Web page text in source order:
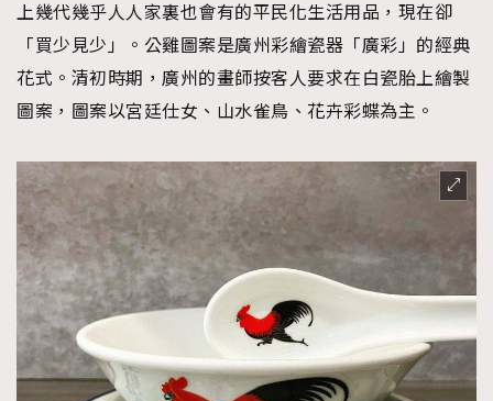
上幾代幾乎人人家裏也會有的平民化生活用品，現在卻
「買少見少」。公雞圖案是廣州彩繪瓷器「廣彩」的經典
花式。清初時期，廣州的畫師按客人要求在白瓷胎上繪製
圖案，圖案以宮廷仕女、山水雀鳥、花卉彩蝶為主。